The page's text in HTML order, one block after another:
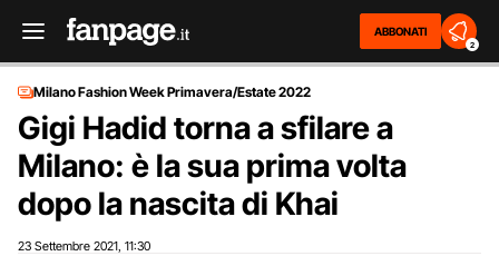
ABBONATI
2
Milano Fashion Week Primavera/Estate 2022
Gigi Hadid torna a sfilare a
Milano: è la sua prima volta
dopo la nascita di Khai
23 Settembre 2021 11:30